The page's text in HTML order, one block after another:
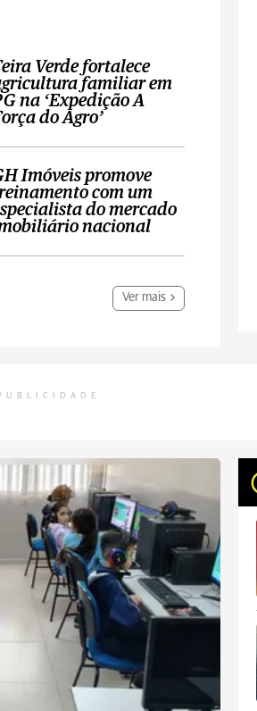
Verde fortalece
familiar em
na ‘Expedição A
do Agro’
Imóveis promove
com um
do mercado
nacional
Ver mais